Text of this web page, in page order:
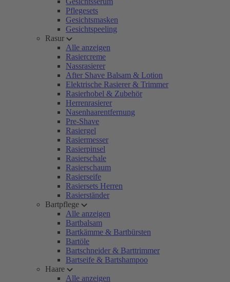
Pflegesets
Gesichtsmasken
Gesichtspeeling
Rasur
Alle anzeigen
Rasiercreme
Nassrasierer
After Shave Balsam & Lotion
Elektrische Rasierer & Trimmer
Rasierhobel & Zubehör
Herrenrasierer
Nasenhaarentfernung
Pre-Shave
Rasiergel
Rasiermesser
Rasierpinsel
Rasierschale
Rasierschaum
Rasierseife
Rasiersets Herren
Rasierständer
Bartpflege
Alle anzeigen
Bartbalsam
Bartkämme & Bartbürsten
Bartöle
Bartschneider & Barttrimmer
Bartseife & Bartshampoo
Haare
Alle anzeigen